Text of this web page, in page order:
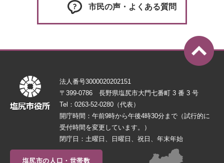
市民の声・よくある質問
法人番号3000020202151
〒399-0786 長野県塩尻市大門七番町 3 番 3 号
Tel：0263-52-0280（代表）
開庁時間：午前9時から午後4時30分まで（試行的に
受付時間を変更しています。）
閉庁日：土曜日、日曜日、祝日、年末年始
塩尻市の人口・世帯数